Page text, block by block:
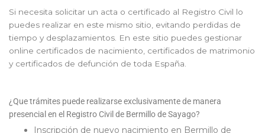
Si necesita solicitar un acta o certificado al Registro Civil lo
puedes realizar en este mismo sitio, evitando perdidas de
tiempo y desplazamientos. En este sitio puedes gestionar
online certificados de nacimiento, certificados de matrimonio
y certificados de defunción de toda España.
¿Que trámites puede realizarse exclusivamente de manera
presencial en el Registro Civil de Bermillo de Sayago?
Inscripción de nuevo nacimiento en Bermillo de